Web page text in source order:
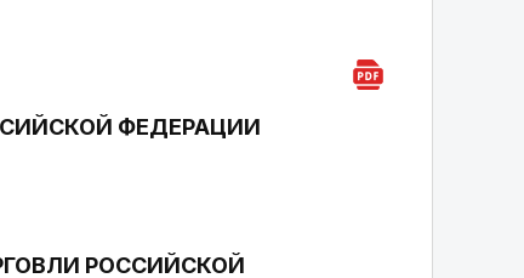
ФЕДЕРАЦИИ
РОССИЙСКОЙ